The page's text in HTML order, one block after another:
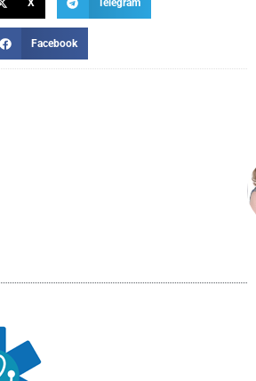
X Telegram
Facebook